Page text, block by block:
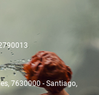
, 7630000 - Santiago,